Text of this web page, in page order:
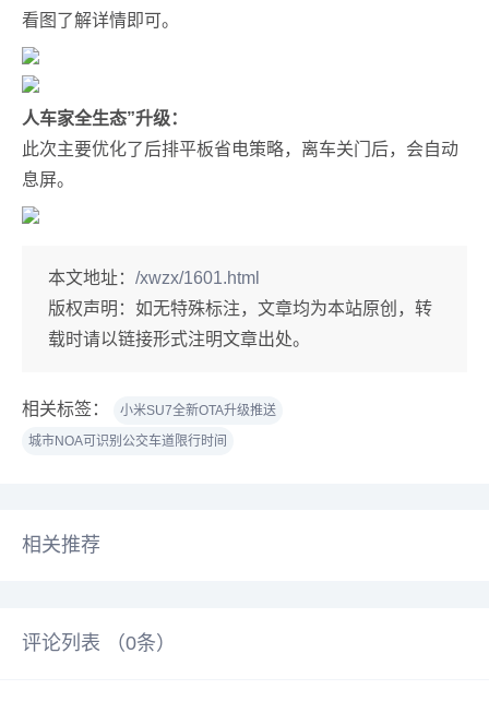
看图了解详情即可。
人车家全生态”升级：
此次主要优化了后排平板省电策略，离车关门后，会自动
息屏。
本文地址： /xwzx/1601.html
版权声明： 如无特殊标注，文章均为本站原创，转
载时请以链接形式注明文章出处。
相关标签：
小米SU7全新OTA升级推送
城市NOA可识别公交车道限行时间
相关推荐
评论列表 （0条）